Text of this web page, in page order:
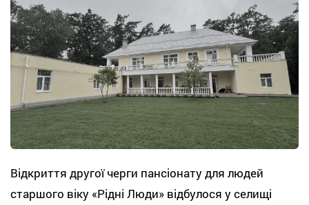
Відкриття другої черги пансіонату для людей
старшого віку «Рідні Люди» відбулося у селищі